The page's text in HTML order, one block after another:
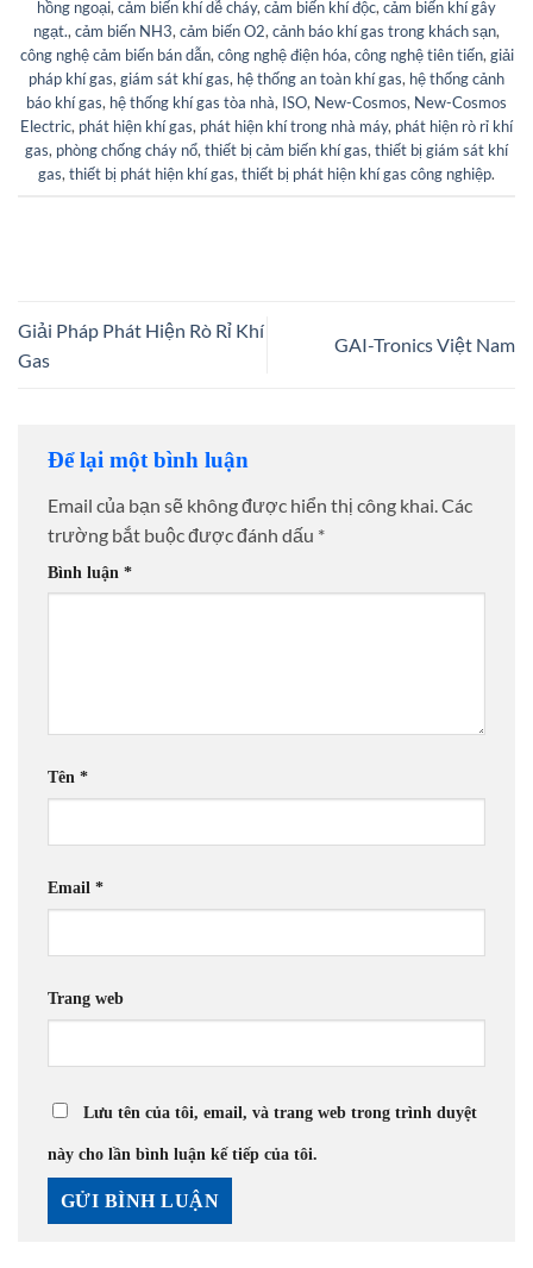
hồng ngoại, cảm biến khí dễ cháy, cảm biến khí độc, cảm biến khí gây
ngạt., cảm biến NH3, cảm biến O2, cảnh báo khí gas trong khách sạn,
công nghệ cảm biến bán dẫn, công nghệ điện hóa, công nghệ tiên tiến, giải
pháp khí gas, giám sát khí gas, hệ thống an toàn khí gas, hệ thống cảnh
báo khí gas, hệ thống khí gas tòa nhà, ISO, New-Cosmos, New-Cosmos
Electric, phát hiện khí gas, phát hiện khí trong nhà máy, phát hiện rò rỉ khí
gas, phòng chống cháy nổ, thiết bị cảm biến khí gas, thiết bị giám sát khí
gas, thiết bị phát hiện khí gas, thiết bị phát hiện khí gas công nghiệp.
Giải Pháp Phát Hiện Rò Rỉ Khí
Gas
GAI-Tronics Việt Nam
Để lại một bình luận
Email của bạn sẽ không được hiển thị công khai. Các
trường bắt buộc được đánh dấu *
Bình luận *
Tên *
Email *
Trang web
Lưu tên của tôi, email, và trang web trong trình duyệt
này cho lần bình luận kế tiếp của tôi.